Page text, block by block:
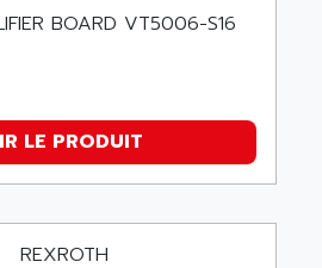
BOARD VT5006-S16
LE PRODUIT